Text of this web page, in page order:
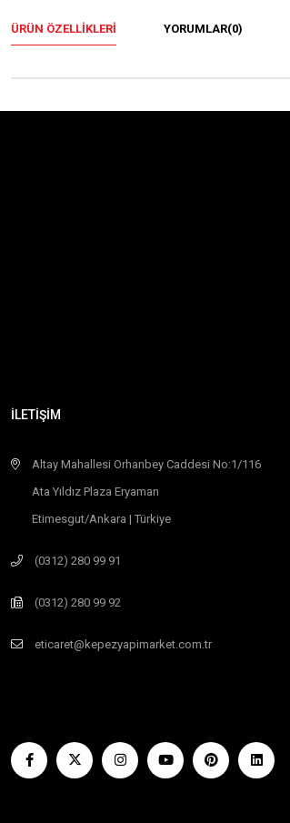
ÜRÜN ÖZELLIKLERI YORUMLAR(0)
İLETİŞİM
Altay Mahallesi Orhanbey Caddesi No:1/116
Ata Yıldız Plaza Eryaman
Etimesgut/Ankara | Türkiye
(0312) 280 99 91
(0312) 280 99 92
eticaret@kepezyapimarket.com.tr